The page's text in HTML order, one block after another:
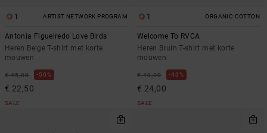
1 ARTIST NETWORK PROGRAM
Antonia Figueiredo Love Birds
Heren Beige T-shirt met korte
mouwen
€ 45,00 50%
€ 22,50
SALE
1 ORGANIC COTTON
Welcome To RVCA
Heren Bruin T-shirt met korte
mouwen
€ 40,00 40%
€ 24,00
SALE